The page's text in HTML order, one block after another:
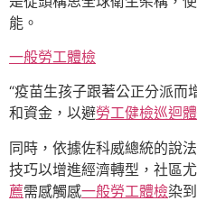
能。
一般勞工體檢
“疫苗生孩子跟著公正分派而
和資金，以避勞工健檢巡迴
同時，依據佐科威總統的說
技巧以增進經濟轉型，社區
薦需感觸感一般勞工體檢染